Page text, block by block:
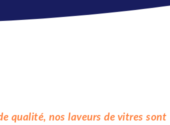
qualité, nos laveurs de vitres sont